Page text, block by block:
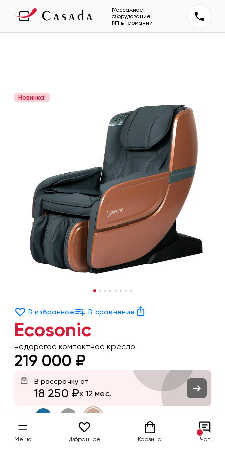
Массажное
оборудование
№1 в Германии
Новинка!
В избранное В сравнение
Ecosonic
недорогое компактное кресло
219 000 ₽
В рассрочку от
18 250 ₽x 12 мес.
Заказать
Меню Избранное Корзина Чат